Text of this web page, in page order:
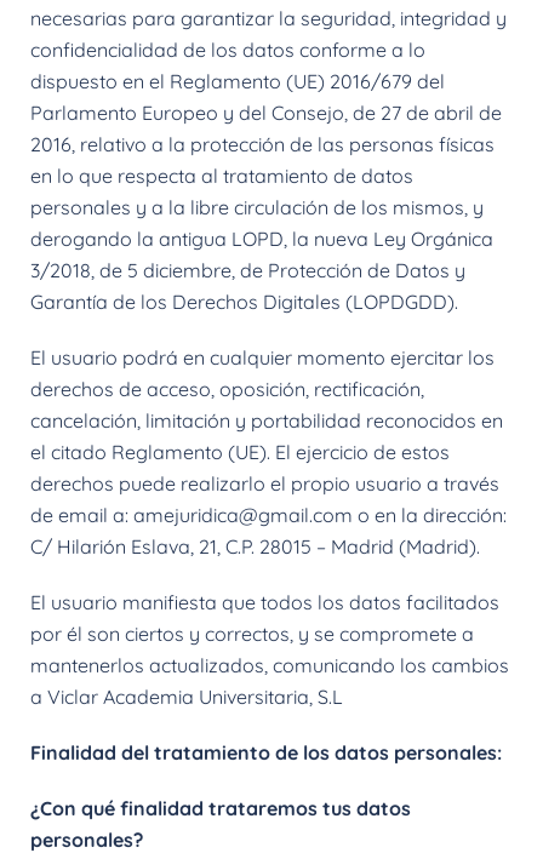
necesarias para garantizar la seguridad, integridad y
confidencialidad de los datos conforme a lo
dispuesto en el Reglamento (UE) 2016/679 del
Parlamento Europeo y del Consejo, de 27 de abril de
2016, relativo a la protección de las personas físicas
en lo que respecta al tratamiento de datos
personales y a la libre circulación de los mismos, y
derogando la antigua LOPD, la nueva Ley Orgánica
3/2018, de 5 diciembre, de Protección de Datos y
Garantía de los Derechos Digitales (LOPDGDD).
El usuario podrá en cualquier momento ejercitar los
derechos de acceso, oposición, rectificación,
cancelación, limitación y portabilidad reconocidos en
el citado Reglamento (UE). El ejercicio de estos
derechos puede realizarlo el propio usuario a través
de email a: amejuridica@gmail.com o en la dirección:
C/ Hilarión Eslava, 21, C.P. 28015 – Madrid (Madrid).
El usuario manifiesta que todos los datos facilitados
por él son ciertos y correctos, y se compromete a
mantenerlos actualizados, comunicando los cambios
a Viclar Academia Universitaria, S.L
Finalidad del tratamiento de los datos personales:
¿Con qué finalidad trataremos tus datos
personales?